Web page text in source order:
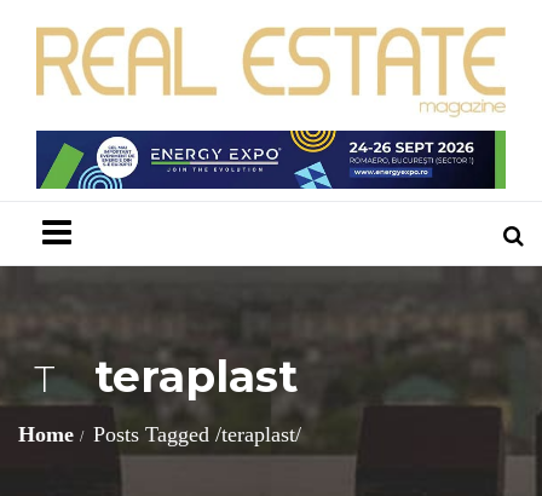
T teraplast
Home Posts Tagged /teraplast/